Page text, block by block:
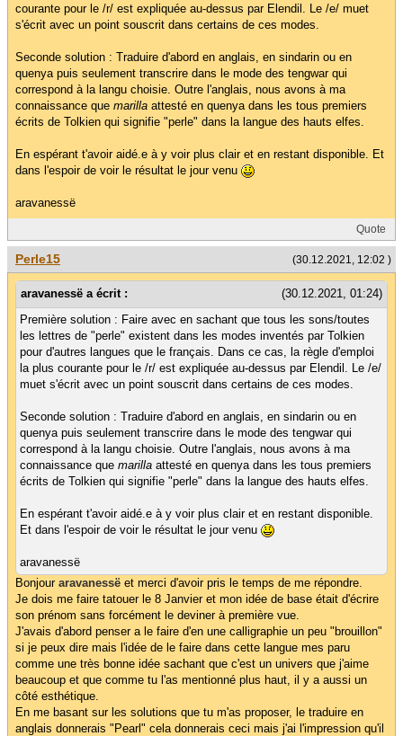
courante pour le /r/ est expliquée au-dessus par Elendil. Le /e/ muet
s'écrit avec un point souscrit dans certains de ces modes.
Seconde solution : Traduire d'abord en anglais, en sindarin ou en
quenya puis seulement transcrire dans le mode des tengwar qui
correspond à la langu choisie. Outre l'anglais, nous avons à ma
connaissance que marilla attesté en quenya dans les tous premiers
écrits de Tolkien qui signifie "perle" dans la langue des hauts elfes.
En espérant t'avoir aidé.e à y voir plus clair et en restant disponible. Et
dans l'espoir de voir le résultat le jour venu
aravanessë
Quote
(30.12.2021, 12:02 )
Perle15
(30.12.2021, 01:24)
aravanessë a écrit :
Première solution : Faire avec en sachant que tous les sons/toutes
les lettres de "perle" existent dans les modes inventés par Tolkien
pour d'autres langues que le français. Dans ce cas, la règle d'emploi
la plus courante pour le /r/ est expliquée au-dessus par Elendil. Le /e/
muet s'écrit avec un point souscrit dans certains de ces modes.
Seconde solution : Traduire d'abord en anglais, en sindarin ou en
quenya puis seulement transcrire dans le mode des tengwar qui
correspond à la langu choisie. Outre l'anglais, nous avons à ma
connaissance que marilla attesté en quenya dans les tous premiers
écrits de Tolkien qui signifie "perle" dans la langue des hauts elfes.
En espérant t'avoir aidé.e à y voir plus clair et en restant disponible.
Et dans l'espoir de voir le résultat le jour venu
aravanessë
Bonjour aravanessë et merci d'avoir pris le temps de me répondre.
Je dois me faire tatouer le 8 Janvier et mon idée de base était d'écrire
son prénom sans forcément le deviner à première vue.
J'avais d'abord penser a le faire d'en une calligraphie un peu "brouillon"
si je peux dire mais l'idée de le faire dans cette langue mes paru
comme une très bonne idée sachant que c'est un univers que j'aime
beaucoup et que comme tu l'as mentionné plus haut, il y a aussi un
côté esthétique.
En me basant sur les solutions que tu m'as proposer, le traduire en
anglais donnerais "Pearl" cela donnerais ceci mais j'ai l'impression qu'il